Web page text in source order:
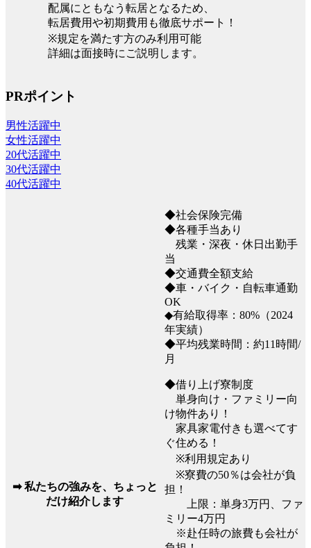
配属にともなう転居となるため、
転居費用や初期費用も徹底サポート！
※規定を満たす方のみ利用可能
詳細は面接時にご説明します。
PRポイント
男性活躍中
女性活躍中
20代活躍中
30代活躍中
40代活躍中
➡ 私たちの強みを、ちょっと
だけ紹介します
◆社会保険完備
◆各種手当あり
残業・深夜・休日出勤手
当
◆交通費全額支給
◆車・バイク・自転車通勤
OK
◆有給取得率：80%（2024
年実績）
◆平均残業時間：約11時間/
月
◆借り上げ寮制度
単身向け・ファミリー向
け物件あり！
家具家電付きも選べてす
ぐ住める！
※利用規定あり
※寮費の50％は会社が負
担！
上限：単身3万円、ファ
ミリー4万円
※赴任時の旅費も会社が